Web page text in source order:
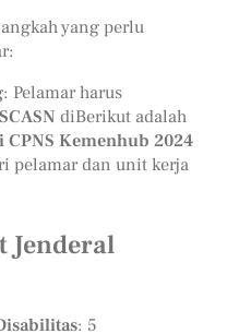
yang perlu
: Pelamar harus
diBerikut adalah
Kemenhub 2024
pelamar dan unit kerja
Jenderal
: 5